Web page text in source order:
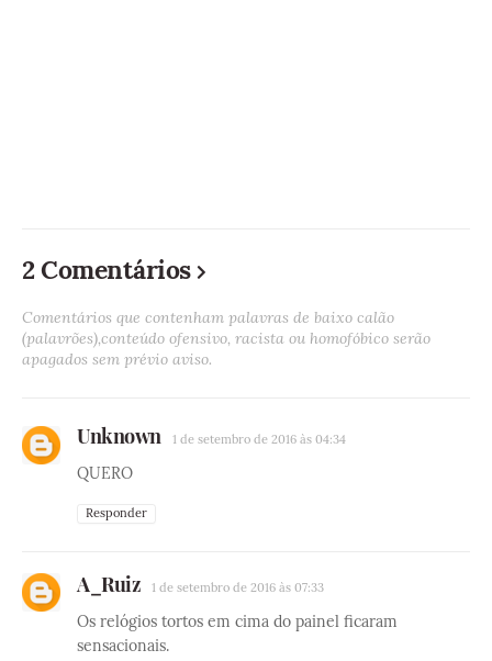
2 Comentários
Comentários que contenham palavras de baixo calão
(palavrões),conteúdo ofensivo, racista ou homofóbico serão
apagados sem prévio aviso.
Unknown 1 de setembro de 2016 às 04:34
QUERO
Responder
A_Ruiz 1 de setembro de 2016 às 07:33
Os relógios tortos em cima do painel ficaram
sensacionais.